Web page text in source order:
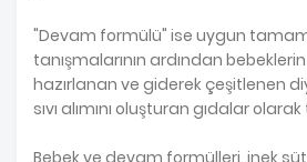
"Devam formülü" ise uygun
tanışmalarının ardından
hazırlanan ve giderek çeşitlenen
sıvı alımını oluşturan gıdalar